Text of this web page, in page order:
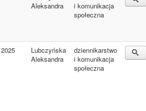
Aleksandra
i komunikacja
społeczna
2025
Lubczyńska
Aleksandra
dziennikarstwo
i komunikacja
społeczna